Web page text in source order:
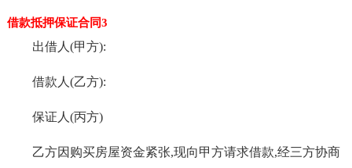
借款抵押保证合同3
出借人(甲方):
借款人(乙方):
保证人(丙方)
乙方因购买房屋资金紧张,现向甲方请求借款,经三方协商